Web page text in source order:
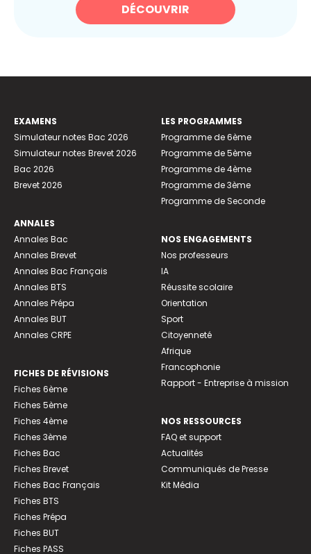
DÉCOUVRIR
EXAMENS
Simulateur notes Bac 2026
Simulateur notes Brevet 2026
Bac 2026
Brevet 2026
ANNALES
Annales Bac
Annales Brevet
Annales Bac Français
Annales BTS
Annales Prépa
Annales BUT
Annales CRPE
FICHES DE RÉVISIONS
Fiches 6ème
Fiches 5ème
Fiches 4ème
Fiches 3ème
Fiches Bac
Fiches Brevet
Fiches Bac Français
Fiches BTS
Fiches Prépa
Fiches BUT
Fiches PASS
LES PROGRAMMES
Programme de 6ème
Programme de 5ème
Programme de 4ème
Programme de 3ème
Programme de Seconde
NOS ENGAGEMENTS
Nos professeurs
IA
Réussite scolaire
Orientation
Sport
Citoyenneté
Afrique
Francophonie
Rapport - Entreprise à mission
NOS RESSOURCES
FAQ et support
Actualités
Communiqués de Presse
Kit Média